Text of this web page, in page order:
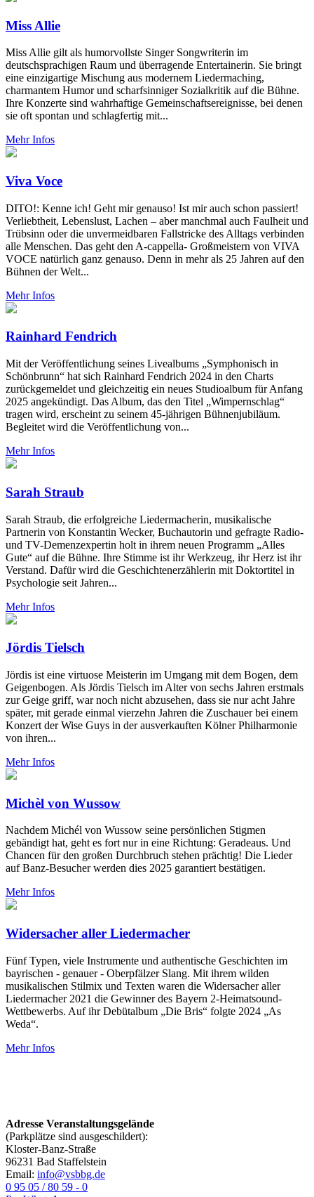
Miss Allie
Miss Allie gilt als humorvollste Singer Songwriterin im
deutschsprachigen Raum und überragende Entertainerin. Sie bringt
eine einzigartige Mischung aus modernem Liedermaching,
charmantem Humor und scharfsinniger Sozialkritik auf die Bühne.
Ihre Konzerte sind wahrhaftige Gemeinschaftsereignisse, bei denen
sie oft spontan und schlagfertig mit...
Mehr Infos
Viva Voce
DITO!: Kenne ich! Geht mir genauso! Ist mir auch schon passiert!
Verliebtheit, Lebenslust, Lachen – aber manchmal auch Faulheit und
Trübsinn oder die unvermeidbaren Fallstricke des Alltags verbinden
alle Menschen. Das geht den A‐cappella‐ Großmeistern von VIVA
VOCE natürlich ganz genauso. Denn in mehr als 25 Jahren auf den
Bühnen der Welt...
Mehr Infos
Rainhard Fendrich
Mit der Veröffentlichung seines Livealbums „Symphonisch in
Schönbrunn“ hat sich Rainhard Fendrich 2024 in den Charts
zurückgemeldet und gleichzeitig ein neues Studioalbum für Anfang
2025 angekündigt. Das Album, das den Titel „Wimpernschlag“
tragen wird, erscheint zu seinem 45-jährigen Bühnenjubiläum.
Begleitet wird die Veröffentlichung von...
Mehr Infos
Sarah Straub
Sarah Straub, die erfolgreiche Liedermacherin, musikalische
Partnerin von Konstantin Wecker, Buchautorin und gefragte Radio-
und TV-Demenzexpertin holt in ihrem neuen Programm „Alles
Gute“ auf die Bühne. Ihre Stimme ist ihr Werkzeug, ihr Herz ist ihr
Verstand. Dafür wird die Geschichtenerzählerin mit Doktortitel in
Psychologie seit Jahren...
Mehr Infos
Jördis Tielsch
Jördis ist eine virtuose Meisterin im Umgang mit dem Bogen, dem
Geigenbogen. Als Jördis Tielsch im Alter von sechs Jahren erstmals
zur Geige griff, war noch nicht abzusehen, dass sie nur acht Jahre
später, mit gerade einmal vierzehn Jahren die Zuschauer bei einem
Konzert der Wise Guys in der ausverkauften Kölner Philharmonie
von ihren...
Mehr Infos
Michèl von Wussow
Nachdem Michél von Wussow seine persönlichen Stigmen
gebändigt hat, geht es fort nur in eine Richtung: Geradeaus. Und
Chancen für den großen Durchbruch stehen prächtig! Die Lieder
auf Banz-Besucher werden dies 2025 garantiert bestätigen.
Mehr Infos
Widersacher aller Liedermacher
Fünf Typen, viele Instrumente und authentische Geschichten im
bayrischen - genauer - Oberpfälzer Slang. Mit ihrem wilden
musikalischen Stilmix und Texten waren die Widersacher aller
Liedermacher 2021 die Gewinner des Bayern 2-Heimatsound-
Wettbewerbs. Auf ihr Debütalbum „Die Bris“ folgte 2024 „As
Weda“.
Mehr Infos
Adresse Veranstaltungsgelände
(Parkplätze sind ausgeschildert):
Kloster-Banz-Straße
96231 Bad Staffelstein
Email: info@vsbbg.de
0 95 05 / 80 59 - 0